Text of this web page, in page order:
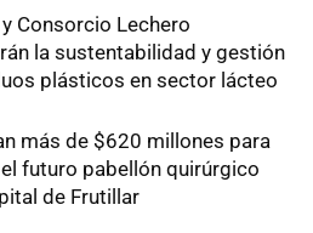
y Consorcio Lechero
la sustentabilidad y gestión
plásticos en sector lácteo
más de $620 millones para
futuro pabellón quirúrgico
de Frutillar